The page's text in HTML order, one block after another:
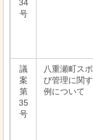
34
号
議
案
第
35
号
八重瀬町ス
び管理に関
例について